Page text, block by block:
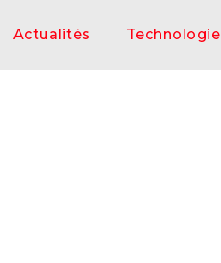
Actualités Technologie